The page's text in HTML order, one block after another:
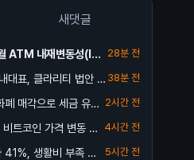
새댓글
ATM 내재변동성(IV):
28분 전
대표, 클라리티 법안 투 38분 전
폐 매각으로 세금 유예 2시간 전
트코인 가격 변동 총
4시간 전
41%, 생활비 부족 호
5시간 전